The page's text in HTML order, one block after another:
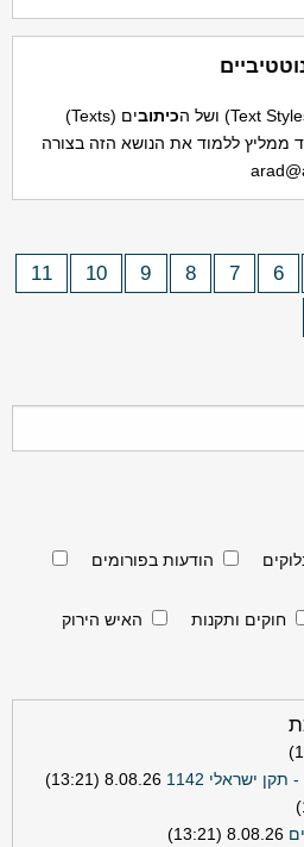
כיתוב
ים (Texts)
ממליץ ללמוד את הנושא הזה בצורה
6
7
8
9
10
11
הודעות בפורומים
חוקים ותקנות האיש הירוק
ישראלי 1142
8.08.26 (13:21)
8.08.26 (13:21)